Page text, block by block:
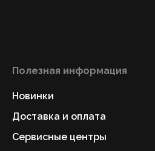
Полезная информация
Новинки
Доставка и оплата
Сервисные центры